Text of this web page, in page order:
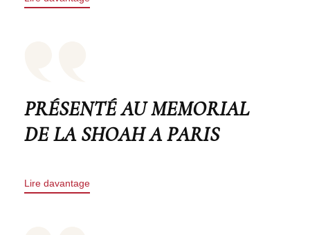
PRÉSENTÉ AU MEMORIAL
DE LA SHOAH A PARIS
Lire davantage